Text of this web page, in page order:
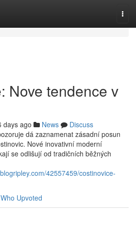
Nove tendence v
days ago News
Discuss
dá zaznamenat zásadní posun
Nové inovativní moderní
se odlišují od tradičních běžných
42557459/costinovice-
Who Upvoted